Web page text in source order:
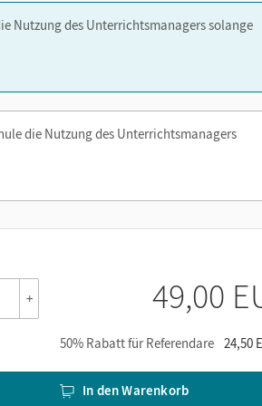
Lernen App zum Schulbuch –
mit Aufgaben auf bis zu vier
integriertem KI-Chat (Beta)
Lösungsteil
Material zum Ausdrucken
Nutzung des Unterrichtsmanagers solange
die Nutzung des Unterrichtsmanagers
+ 49,00
50% Rabatt für Referendare 24,50
In den Warenkorb